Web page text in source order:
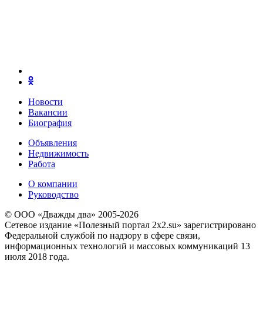
Новости
Вакансии
Биография
Объявления
Недвижимость
Работа
О компании
Руководство
© ООО «Дважды два» 2005-2026
Сетевое издание «Полезный портал 2x2.su» зарегистрировано
Федеральной службой по надзору в сфере связи,
информационных технологий и массовых коммуникаций 13
июля 2018 года.